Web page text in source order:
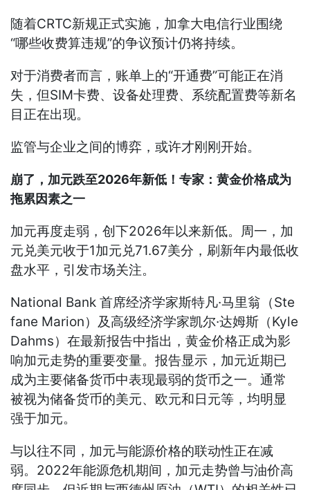
随着CRTC新规正式实施，加拿大电信行业围绕
“哪些收费算违规”的争议预计仍将持续。
对于消费者而言，账单上的“开通费”可能正在消
失，但SIM卡费、设备处理费、系统配置费等新名
目正在出现。
监管与企业之间的博弈，或许才刚刚开始。
崩了，加元跌至2026年新低！专家：黄金价格成为
拖累因素之一
加元再度走弱，创下2026年以来新低。周一，加
元兑美元收于1加元兑71.67美分，刷新年内最低收
盘水平，引发市场关注。
National Bank 首席经济学家斯特凡·马里翁（Ste
fane Marion）及高级经济学家凯尔·达姆斯（Kyle
Dahms）在最新报告中指出，黄金价格正成为影
响加元走势的重要变量。报告显示，加元近期已
成为主要储备货币中表现最弱的货币之一。通常
被视为储备货币的美元、欧元和日元等，均明显
强于加元。
与以往不同，加元与能源价格的联动性正在减
弱。2022年能源危机期间，加元走势曾与油价高